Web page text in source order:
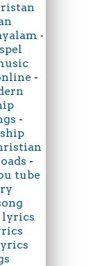
-
-
-
-
tube
lyrics